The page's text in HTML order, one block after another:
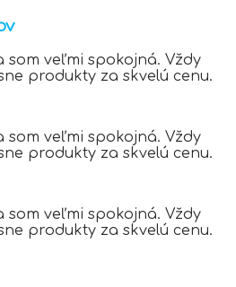
som veľmi spokojná. Vždy
produkty za skvelú cenu.
som veľmi spokojná. Vždy
produkty za skvelú cenu.
som veľmi spokojná. Vždy
produkty za skvelú cenu.